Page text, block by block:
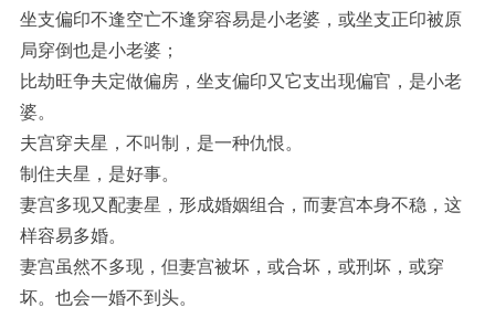
坐支偏印不逢空亡不逢穿容易是小老婆，或坐支正印被原
局穿倒也是小老婆；
比劫旺争夫定做偏房，坐支偏印又它支出现偏官，是小老
婆。
夫宫穿夫星，不叫制，是一种仇恨。
制住夫星，是好事。
妻宫多现又配妻星，形成婚姻组合，而妻宫本身不稳，这
样容易多婚。
妻宫虽然不多现，但妻宫被坏，或合坏，或刑坏，或穿
坏。也会一婚不到头。